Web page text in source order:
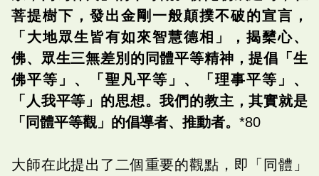
菩提樹下，發出金剛一般顛撲不破的宣言，
「大地眾生皆有如來智慧德相」，揭櫫心、
佛、眾生三無差別的同體平等精神，提倡「生
佛平等」、「聖凡平等」、「理事平等」、
「人我平等」的思想。我們的教主，其實就是
「同體平等觀」的倡導者、推動者。 *80
大師在此提出了二個重要的觀點，即「同體」